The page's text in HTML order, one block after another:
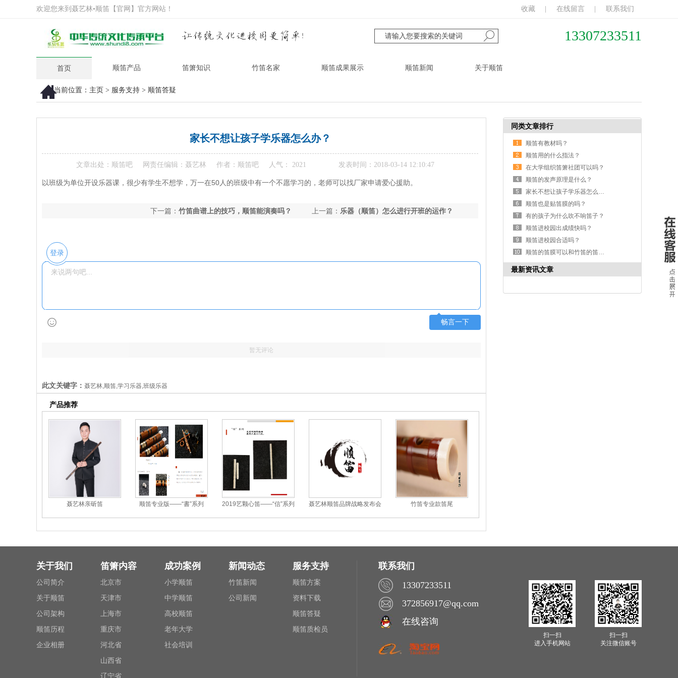
收藏 在线留言 联系我们
欢迎您来到聂艺林•顺笛【官网】官方网站！
13307233511
首页 顺笛产品 笛箫知识 竹笛名家 顺笛成果展示 顺笛新闻 关于顺笛
当前位置： 主页 > 服务支持 > 顺笛答疑
家长不想让孩子学乐器怎么办？
文章出处：顺笛吧 网责任编辑：聂艺林 作者：顺笛吧 人气： 2021 发表时间：2018-03-14 12:10:47
以班级为单位开设乐器课，很少有学生不想学，万一在50人的班级中有一个不愿学习的，老师可以找厂家申请爱心援助。
上一篇： 乐器（顺笛）怎么进行开班的运作？
下一篇： 竹笛曲谱上的技巧，顺笛能演奏吗？
登录
畅言一下
暂无评论
此文关键字： 聂艺林,顺笛,学习乐器,班级乐器
产品推荐
聂艺林亲斫笛 顺笛专业版——“書”系列 2019艺颗心笛——“信”系列 聂艺林顺笛品牌战略发布会 竹笛专业款笛尾
同类文章排行
顺笛有教材吗？
顺笛用的什么指法？
在大学组织笛箫社团可以吗？
顺笛的发声原理是什么？
家长不想让孩子学乐器怎么办？
顺笛也是贴笛膜的吗？
有的孩子为什么吹不响笛子？
顺笛进校园出成绩快吗？
顺笛进校园合适吗？
顺笛的笛膜可以和竹笛的笛膜一样吗？
最新资讯文章
关于我们
公司简介
关于顺笛
公司架构
顺笛历程
企业相册
笛箫内容
北京市
天津市
上海市
重庆市
河北省
山西省
辽宁省
成功案例
小学顺笛
中学顺笛
高校顺笛
老年大学
社会培训
新闻动态
竹笛新闻
公司新闻
服务支持
顺笛方案
资料下载
顺笛答疑
顺笛质检员
联系我们
13307233511
372856917@qq.com
在线咨询
扫一扫
进入手机网站
扫一扫
关注微信账号